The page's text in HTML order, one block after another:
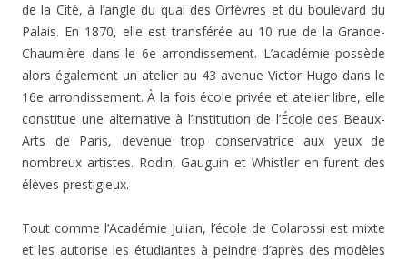
de la Cité, à l’angle du quai des Orfèvres et du boulevard du
Palais. En 1870, elle est transférée au 10 rue de la Grande-
Chaumière dans le 6e arrondissement. L’académie possède
alors également un atelier au 43 avenue Victor Hugo dans le
16e arrondissement. À la fois école privée et atelier libre, elle
constitue une alternative à l’institution de l’École des Beaux-
Arts de Paris, devenue trop conservatrice aux yeux de
nombreux artistes. Rodin, Gauguin et Whistler en furent des
élèves prestigieux.
Tout comme l’Académie Julian, l’école de Colarossi est mixte
et les autorise les étudiantes à peindre d’après des modèles